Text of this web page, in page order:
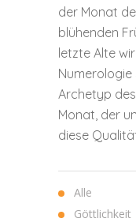
der Monat
blühenden
letzte Alte
Archetyp
Monat, der
diese
Alle
Göttlichkeit